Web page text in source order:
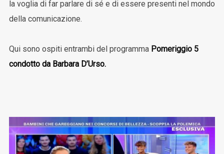
la voglia di far parlare di sé e di essere presenti nel mondo
della comunicazione.
Qui sono ospiti entrambi del programma Pomeriggio 5
condotto da Barbara D’Urso.